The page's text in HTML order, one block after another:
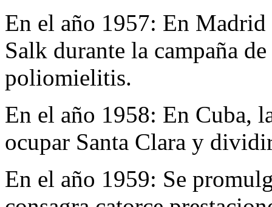
En el año 1957: En Madrid
Salk durante la campaña
poliomielitis.
En el año 1958: En Cuba,
ocupar Santa Clara y
En el año 1959: Se